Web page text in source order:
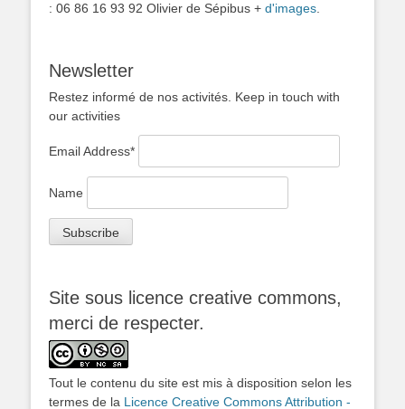
: 06 86 16 93 92 Olivier de Sépibus + d'images
Newsletter
Restez informé de nos activités. Keep in touch with
our activities
Email Address*
Name
Site sous licence creative commons,
merci de respecter.
Tout le contenu du site est mis à disposition selon les
termes de la Licence Creative Commons Attribution -